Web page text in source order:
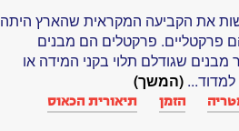
את הקביעה המקראית שהארץ היתה
פרקטליים. פרקטלים הם מבנים
שגודלם תלוי בקני המידה או
(המשך)
הזמן תיאורית הכאוס